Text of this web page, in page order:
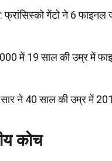
: फ्रांसिस्को गेंटो ने 6 फाइनल
में 19 साल की उम्र में
ने 40 साल की उम्र में
कोच